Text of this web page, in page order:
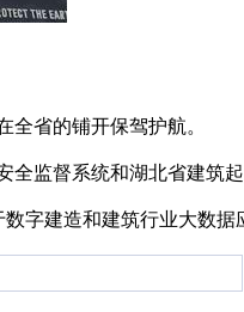
省的铺开保驾护航。
监督系统和湖北省建
字建造和建筑行业大数